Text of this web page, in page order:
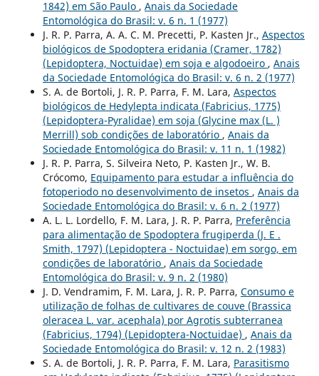
1842) em São Paulo , Anais da Sociedade
Entomológica do Brasil: v. 6 n. 1 (1977)
J. R. P. Parra, A. A. C. M. Precetti, P. Kasten Jr., Aspectos
biológicos de Spodoptera eridania (Cramer, 1782)
(Lepidoptera, Noctuidae) em soja e algodoeiro , Anais
da Sociedade Entomológica do Brasil: v. 6 n. 2 (1977)
S. A. de Bortoli, J. R. P. Parra, F. M. Lara, Aspectos
biológicos de Hedylepta indicata (Fabricius, 1775)
(Lepidoptera-Pyralidae) em soja (Glycine max (L. )
Merrill) sob condições de laboratório , Anais da
Sociedade Entomológica do Brasil: v. 11 n. 1 (1982)
J. R. P. Parra, S. Silveira Neto, P. Kasten Jr., W. B.
Crócomo, Equipamento para estudar a influência do
fotoperiodo no desenvolvimento de insetos , Anais da
Sociedade Entomológica do Brasil: v. 6 n. 2 (1977)
A. L. L. Lordello, F. M. Lara, J. R. P. Parra, Preferência
para alimentação de Spodoptera frugiperda (J. E .
Smith, 1797) (Lepidoptera - Noctuidae) em sorgo, em
condições de laboratório , Anais da Sociedade
Entomológica do Brasil: v. 9 n. 2 (1980)
J. D. Vendramim, F. M. Lara, J. R. P. Parra, Consumo e
utilização de folhas de cultivares de couve (Brassica
oleracea L. var. acephala) por Agrotis subterranea
(Fabricius, 1794) (Lepidoptera-Noctuidae) , Anais da
Sociedade Entomológica do Brasil: v. 12 n. 2 (1983)
S. A. de Bortoli, J. R. P. Parra, F. M. Lara, Parasitismo